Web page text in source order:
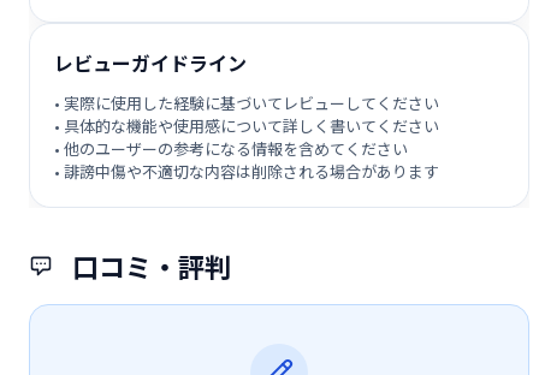
口コミ・評判
レビューガイドライン
• 実際に使用した経験に基づいてレビューしてください
• 具体的な機能や使用感について詳しく書いてください
• 他のユーザーの参考になる情報を含めてください
• 誹謗中傷や不適切な内容は削除される場合があります